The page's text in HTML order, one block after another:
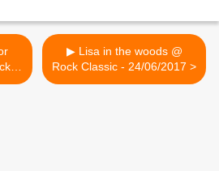
▶ Lisa in the woods @
Rock Classic - 24/06/2017 >